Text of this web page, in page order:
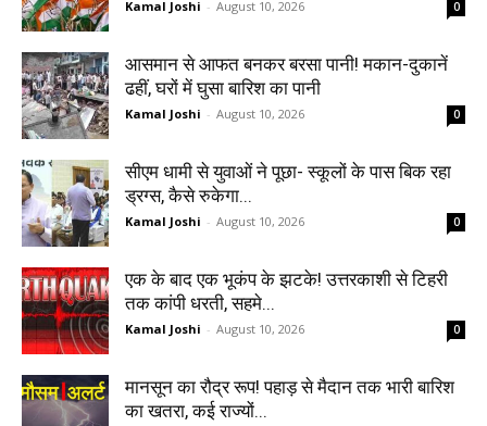
Kamal Joshi - August 10, 2026 0
आसमान से आफत बनकर बरसा पानी! मकान-दुकानें
ढहीं, घरों में घुसा बारिश का पानी
Kamal Joshi - August 10, 2026 0
सीएम धामी से युवाओं ने पूछा- स्कूलों के पास बिक रहा
ड्रग्स, कैसे रुकेगा...
Kamal Joshi - August 10, 2026 0
एक के बाद एक भूकंप के झटके! उत्तरकाशी से टिहरी
तक कांपी धरती, सहमे...
Kamal Joshi - August 10, 2026 0
मानसून का रौद्र रूप! पहाड़ से मैदान तक भारी बारिश
का खतरा, कई राज्यों...